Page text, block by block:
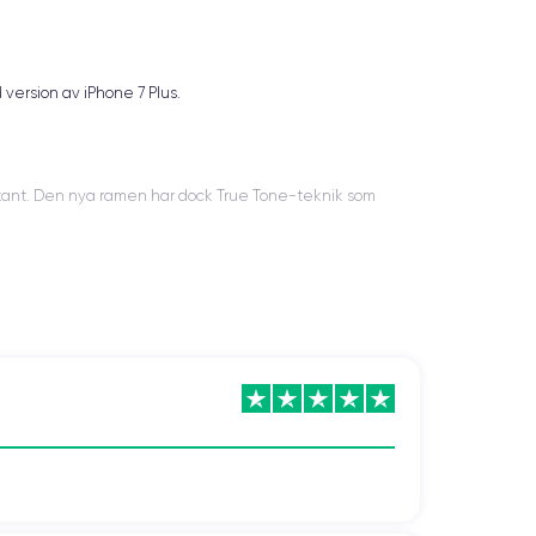
av iPhone 7 Plus.
Den nya ramen har dock True Tone-teknik som
induktiv laddning, så att du kan ta bort några